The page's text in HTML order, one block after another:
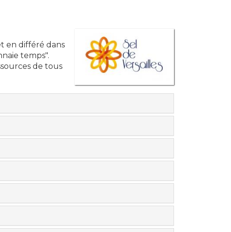
en différé dans
temps".
de tous